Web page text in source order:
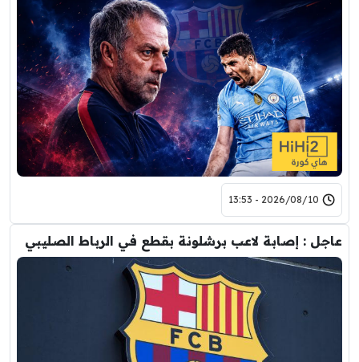
2026/08/10 - 13:53
عاجل : إصابة لاعب برشلونة بقطع في الرباط الصليبي